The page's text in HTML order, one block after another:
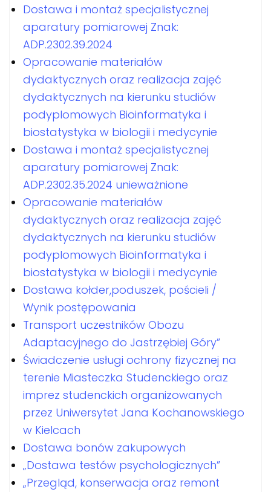
Dostawa i montaż specjalistycznej
aparatury pomiarowej Znak:
ADP.2302.39.2024
Opracowanie materiałów
dydaktycznych oraz realizacja zajęć
dydaktycznych na kierunku studiów
podyplomowych Bioinformatyka i
biostatystyka w biologii i medycynie
Dostawa i montaż specjalistycznej
aparatury pomiarowej Znak:
ADP.2302.35.2024 unieważnione
Opracowanie materiałów
dydaktycznych oraz realizacja zajęć
dydaktycznych na kierunku studiów
podyplomowych Bioinformatyka i
biostatystyka w biologii i medycynie
Dostawa kołder,poduszek, pościeli /
Wynik postępowania
Transport uczestników Obozu
Adaptacyjnego do Jastrzębiej Góry”
Świadczenie usługi ochrony fizycznej na
terenie Miasteczka Studenckiego oraz
imprez studenckich organizowanych
przez Uniwersytet Jana Kochanowskiego
w Kielcach
Dostawa bonów zakupowych
„Dostawa testów psychologicznych”
„Przegląd, konserwacja oraz remont